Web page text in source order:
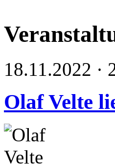
18.11.2022 ·
Olaf Velte